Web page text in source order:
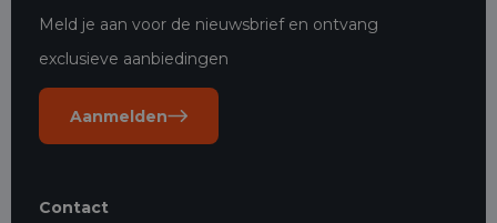
Meld je aan voor de nieuwsbrief en ontvang
exclusieve aanbiedingen
Aanmelden
Contact